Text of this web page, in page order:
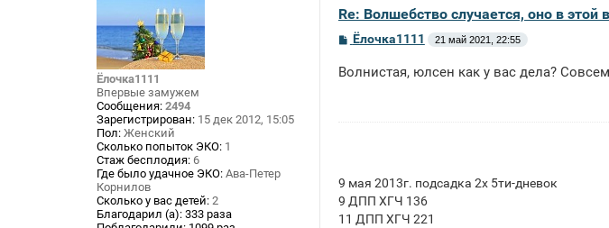
Ёлочка1111
Впервые замужем
Сообщения: 2494
Зарегистрирован: 15 дек 2012, 15:05
Пол: Женский
Сколько попыток ЭКО: 1
Стаж бесплодия: 6
Где было удачное ЭКО: Ава-Петер
Корнилов
Сколько у вас детей: 2
Благодарил (а): 333 раза
Re: Волшебство случается, оно в этой
С
б
Ёлочка1111 21 май 2021, 22:55
Волнистая, юлсен как у вас дела?
9 мая 2013г. подсадка 2х 5ти-дневок
9 ДПП ХГЧ 136
11 ДПП ХГЧ 221